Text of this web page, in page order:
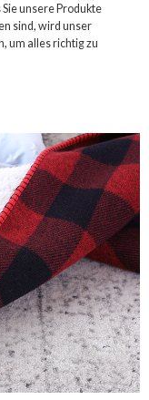
unsere Produkte
sind, wird unser
um alles richtig zu